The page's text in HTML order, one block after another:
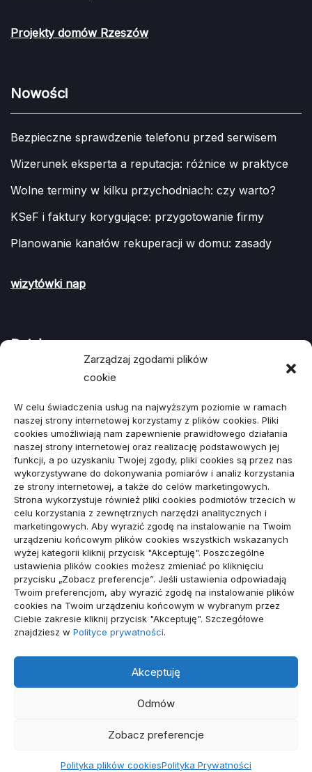
Zarządzaj zgodami plików
cookie
W celu świadczenia usług na najwyższym poziomie w ramach
naszej strony internetowej korzystamy z plików cookies. Pliki
cookies umożliwiają nam zapewnienie prawidłowego działania
naszej strony internetowej oraz realizację podstawowych jej
funkcji, a po uzyskaniu Twojej zgody, pliki cookies są przez nas
wykorzystywane do dokonywania pomiarów i analiz korzystania
ze strony internetowej, a także do celów marketingowych.
Strona wykorzystuje również pliki cookies podmiotów trzecich w
celu korzystania z zewnętrznych narzędzi analitycznych i
marketingowych. Aby wyrazić zgodę na instalowanie na Twoim
urządzeniu końcowym plików cookies wszystkich wskazanych
wyżej kategorii kliknij przycisk "Akceptuję". Poszczególne
ustawienia plików cookies możesz zmieniać po kliknięciu
przycisku „Zobacz preferencje”. Jeśli ustawienia odpowiadają
Twoim preferencjom, aby wyrazić zgodę na instalowanie plików
cookies na Twoim urządzeniu końcowym w wybranym przez
Ciebie zakresie kliknij przycisk "Akceptuję". Szczegółowe
znajdziesz w Polityce prywatności.
Akceptuję
Odmów
Zobacz preferencje
Polityka plików cookiesPolityka Prywatności
Projekty domów Rzeszów
Nowości
Bezpieczne sprawdzenie telefonu przed serwisem
Wizerunek eksperta a reputacja: różnice w praktyce
Wolne terminy w kilku przychodniach: czy warto?
KSeF i faktury korygujące: przygotowanie firmy
Planowanie kanałów rekuperacji w domu: zasady
wizytówki nap
Działy
Biznes, Finanse(78)
Budownictwo, Przemysł(64)
Dom, Ogród(79)
Edukacja, Rozrywka(34)
Inne (89)
Moda, Lifestyle(23)
Motoryzacja(48)
Sport, Turystyka(54)
Technologie(19)
WSZELKIE PRAWA ZASTRZEŻONE - BABOR